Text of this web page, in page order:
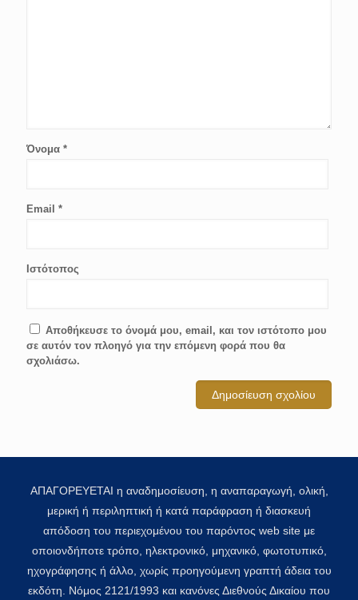
Όνομα *
Email *
Ιστότοπος
Αποθήκευσε το όνομά μου, email, και τον ιστότοπο μου
σε αυτόν τον πλοηγό για την επόμενη φορά που θα
σχολιάσω.
ΑΠΑΓΟΡΕΥΕΤΑΙ η αναδημοσίευση, η αναπαραγωγή, ολική,
μερική ή περιληπτική ή κατά παράφραση ή διασκευή
απόδοση του περιεχομένου του παρόντος web site με
οποιονδήποτε τρόπο, ηλεκτρονικό, μηχανικό, φωτοτυπικό,
ηχογράφησης ή άλλο, χωρίς προηγούμενη γραπτή άδεια του
εκδότη. Νόμος 2121/1993 και κανόνες Διεθνούς Δικαίου που